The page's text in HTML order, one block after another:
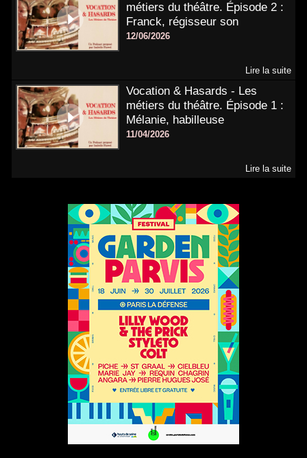
métiers du théâtre. Épisode 2 :
Franck, régisseur son
12/06/2026
Lire la suite
Vocation & Hasards - Les
métiers du théâtre. Épisode 1 :
Mélanie, habilleuse
11/04/2026
Lire la suite